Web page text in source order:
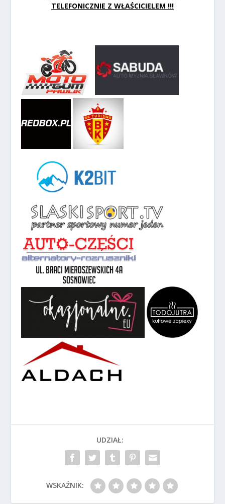
TELEFONICZNIE Z WŁAŚCICIELEM !!!
UDZIAŁ:
WSKAŹNIK: